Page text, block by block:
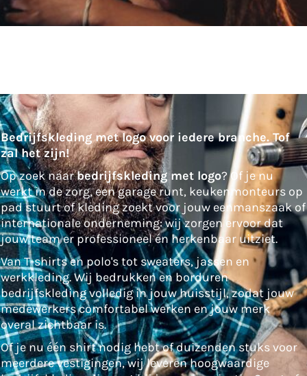
Bedrijfskleding met logo voor iedere branche. Tof
zal het zijn!
Op zoek naarbedrijfskleding met logo? Of je nu
werkt in de zorg, een garage runt, keukenmonteurs op
pad stuurt of kleding zoekt voor jouw eenmanszaak of
internationale onderneming: wij zorgen ervoor dat
jouw team er professioneel én herkenbaar uitziet.
Van T-shirts en polo's tot sweaters, jassen en
werkkleding. Wij bedrukken en borduren
bedrijfskleding volledig in jouw huisstijl, zodat jouw
medewerkers comfortabel werken en jouw merk
overal zichtbaar is.
Of je nu één shirt nodig hebt of duizenden stuks voor
meerdere vestigingen, wij leveren hoogwaardige